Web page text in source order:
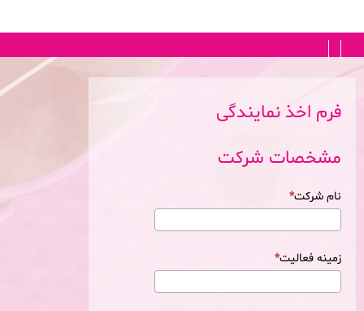
فرم اخذ نمایندگی
مشخصات شرکت
نام شرکت
زمینه فعالیت